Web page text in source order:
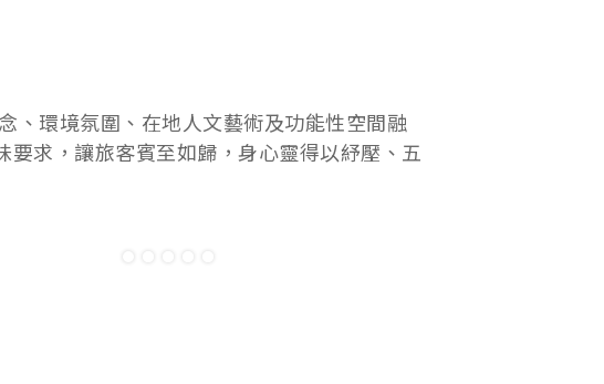
、環境氛圍、在地人文藝術及功能性空間融
求，讓旅客賓至如歸，身心靈得以紓壓、五